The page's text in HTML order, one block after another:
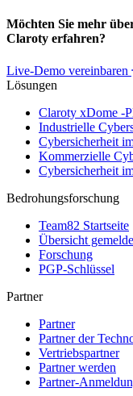
Möchten Sie mehr
Claroty erfahren?
Live-Demo vereinbaren
Lösungen
Claroty xDome -
Industrielle
Cybersicherheit
Kommerzielle
Cybersicherheit
Bedrohungsforschung
Team82 Startseite
Übersicht
Forschung
PGP-Schlüssel
Partner
Partner
Partner der
Vertriebspartner
Partner werden
Partner-